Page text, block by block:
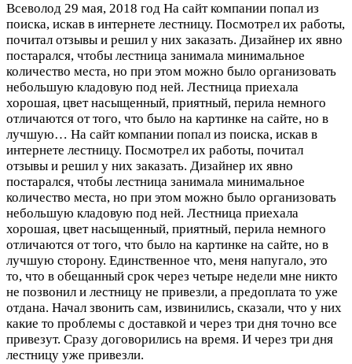
Всеволод 29 мая, 2018 год На сайт компании попал из
поиска, искав в интернете лестницу. Посмотрел их работы,
почитал отзывы и решил у них заказать. Дизайнер их явно
постарался, чтобы лестница занимала минимальное
количество места, но при этом можно было организовать
небольшую кладовую под ней. Лестница приехала
хорошая, цвет насыщенный, приятный, перила немного
отличаются от того, что было на картинке на сайте, но в
лучшую… На сайт компании попал из поиска, искав в
интернете лестницу. Посмотрел их работы, почитал
отзывы и решил у них заказать. Дизайнер их явно
постарался, чтобы лестница занимала минимальное
количество места, но при этом можно было организовать
небольшую кладовую под ней. Лестница приехала
хорошая, цвет насыщенный, приятный, перила немного
отличаются от того, что было на картинке на сайте, но в
лучшую сторону. Единственное что, меня напугало, это
то, что в обещанный срок через четыре недели мне никто
не позвонил и лестницу не привезли, а предоплата то уже
отдана. Начал звонить сам, извинились, сказали, что у них
какие то проблемы с доставкой и через три дня точно все
привезут. Сразу договорились на время. И через три дня
лестницу уже привезли.